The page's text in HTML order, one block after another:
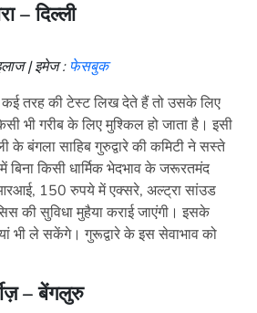
– दिल्ली
इलाज | इमेज : फेसबुक
तरह की टेस्ट लिख देते हैं तो उसके लिए
भी गरीब के लिए मुश्किल हो जाता है। इसी
के बंगला साहिब गुरुद्वारे की कमिटी ने सस्ते
किसी धार्मिक भेदभाव के जरूरतमंद
150 रुपये में एक्सरे, अल्ट्रा सांउड
की सुविधा मुहैया कराई जाएंगी। इसके
भी ले सकेंगे। गुरूद्वारे के इस सेवाभाव को
–बेंगलुरु